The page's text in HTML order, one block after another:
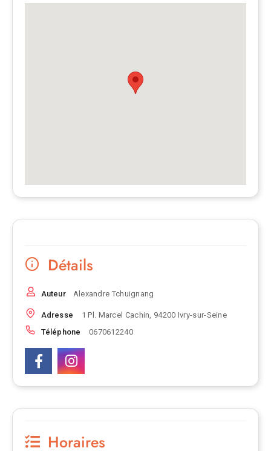
Détails
Auteur Alexandre Tchuignang
Adresse
1 Pl. Marcel Cachin, 94200 Ivry-sur-Seine
Téléphone
0670612240
Horaires